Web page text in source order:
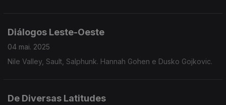
Diálogos Leste-Oeste
04 mai. 2025
Nile Valley, Sault, Salphunk. Hannah Gohen e Dusko Gojkovic.
De Diversas Latitudes